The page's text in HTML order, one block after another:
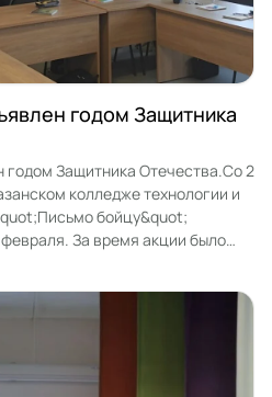
годом Защитника
годом Защитника Отечества.Со 2
колледже технологии и
бойцу&quot;
За время акции было
и будут отправлены бойцам